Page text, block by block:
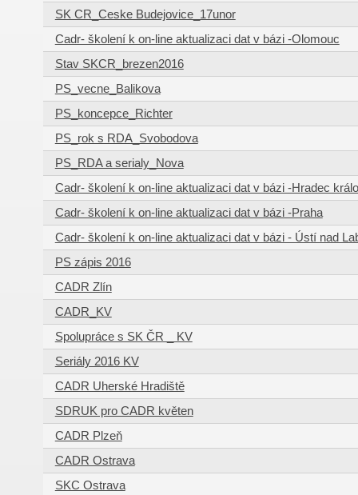
SK CR_Ceske Budejovice_17unor
Cadr- školení k on-line aktualizaci dat v bázi -Olomouc
Stav SKCR_brezen2016
PS_vecne_Balikova
PS_koncepce_Richter
PS_rok s RDA_Svobodova
PS_RDA a serialy_Nova
Cadr- školení k on-line aktualizaci dat v bázi -Hradec
Cadr- školení k on-line aktualizaci dat v bázi -Praha
Cadr- školení k on-line aktualizaci dat v bázi - Ústí nad
PS zápis 2016
CADR Zlín
CADR_KV
Spolupráce s SK ČR _ KV
Seriály 2016 KV
CADR Uherské Hradiště
SDRUK pro CADR květen
CADR Plzeň
CADR Ostrava
SKC Ostrava